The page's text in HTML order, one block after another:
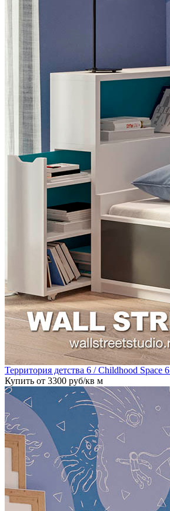
Территория детства 6 / Childhood Space 6
Купить от 3300 руб/кв м